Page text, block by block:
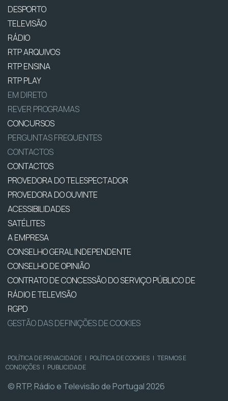
DESPORTO
TELEVISÃO
RÁDIO
RTP ARQUIVOS
RTP ENSINA
RTP PLAY
EM DIRETO
REVER PROGRAMAS
CONCURSOS
PERGUNTAS FREQUENTES
CONTACTOS
CONTACTOS
PROVEDORA DO TELESPECTADOR
PROVEDORA DO OUVINTE
ACESSIBILIDADES
SATÉLITES
A EMPRESA
CONSELHO GERAL INDEPENDENTE
CONSELHO DE OPINIÃO
CONTRATO DE CONCESSÃO DO SERVIÇO PÚBLICO DE
RÁDIO E TELEVISÃO
RGPD
GESTÃO DAS DEFINIÇÕES DE COOKIES
POLÍTICA DE PRIVACIDADE | POLÍTICA DE COOKIES | TERMOS E
CONDIÇÕES | PUBLICIDADE
© RTP, Rádio e Televisão de Portugal 2026